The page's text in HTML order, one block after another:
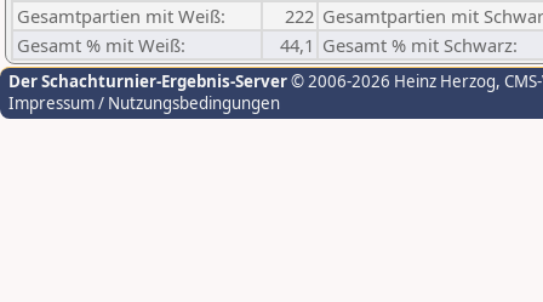
Gesamtpartien mit Weiß:
222 Gesamtpartien mit
Gesamt % mit Weiß:
44,1 Gesamt % mit Schwarz:
Der Schachturnier-Ergebnis-Server© 2006-2026 Heinz Herzog,
Impressum / Nutzungsbedingungen